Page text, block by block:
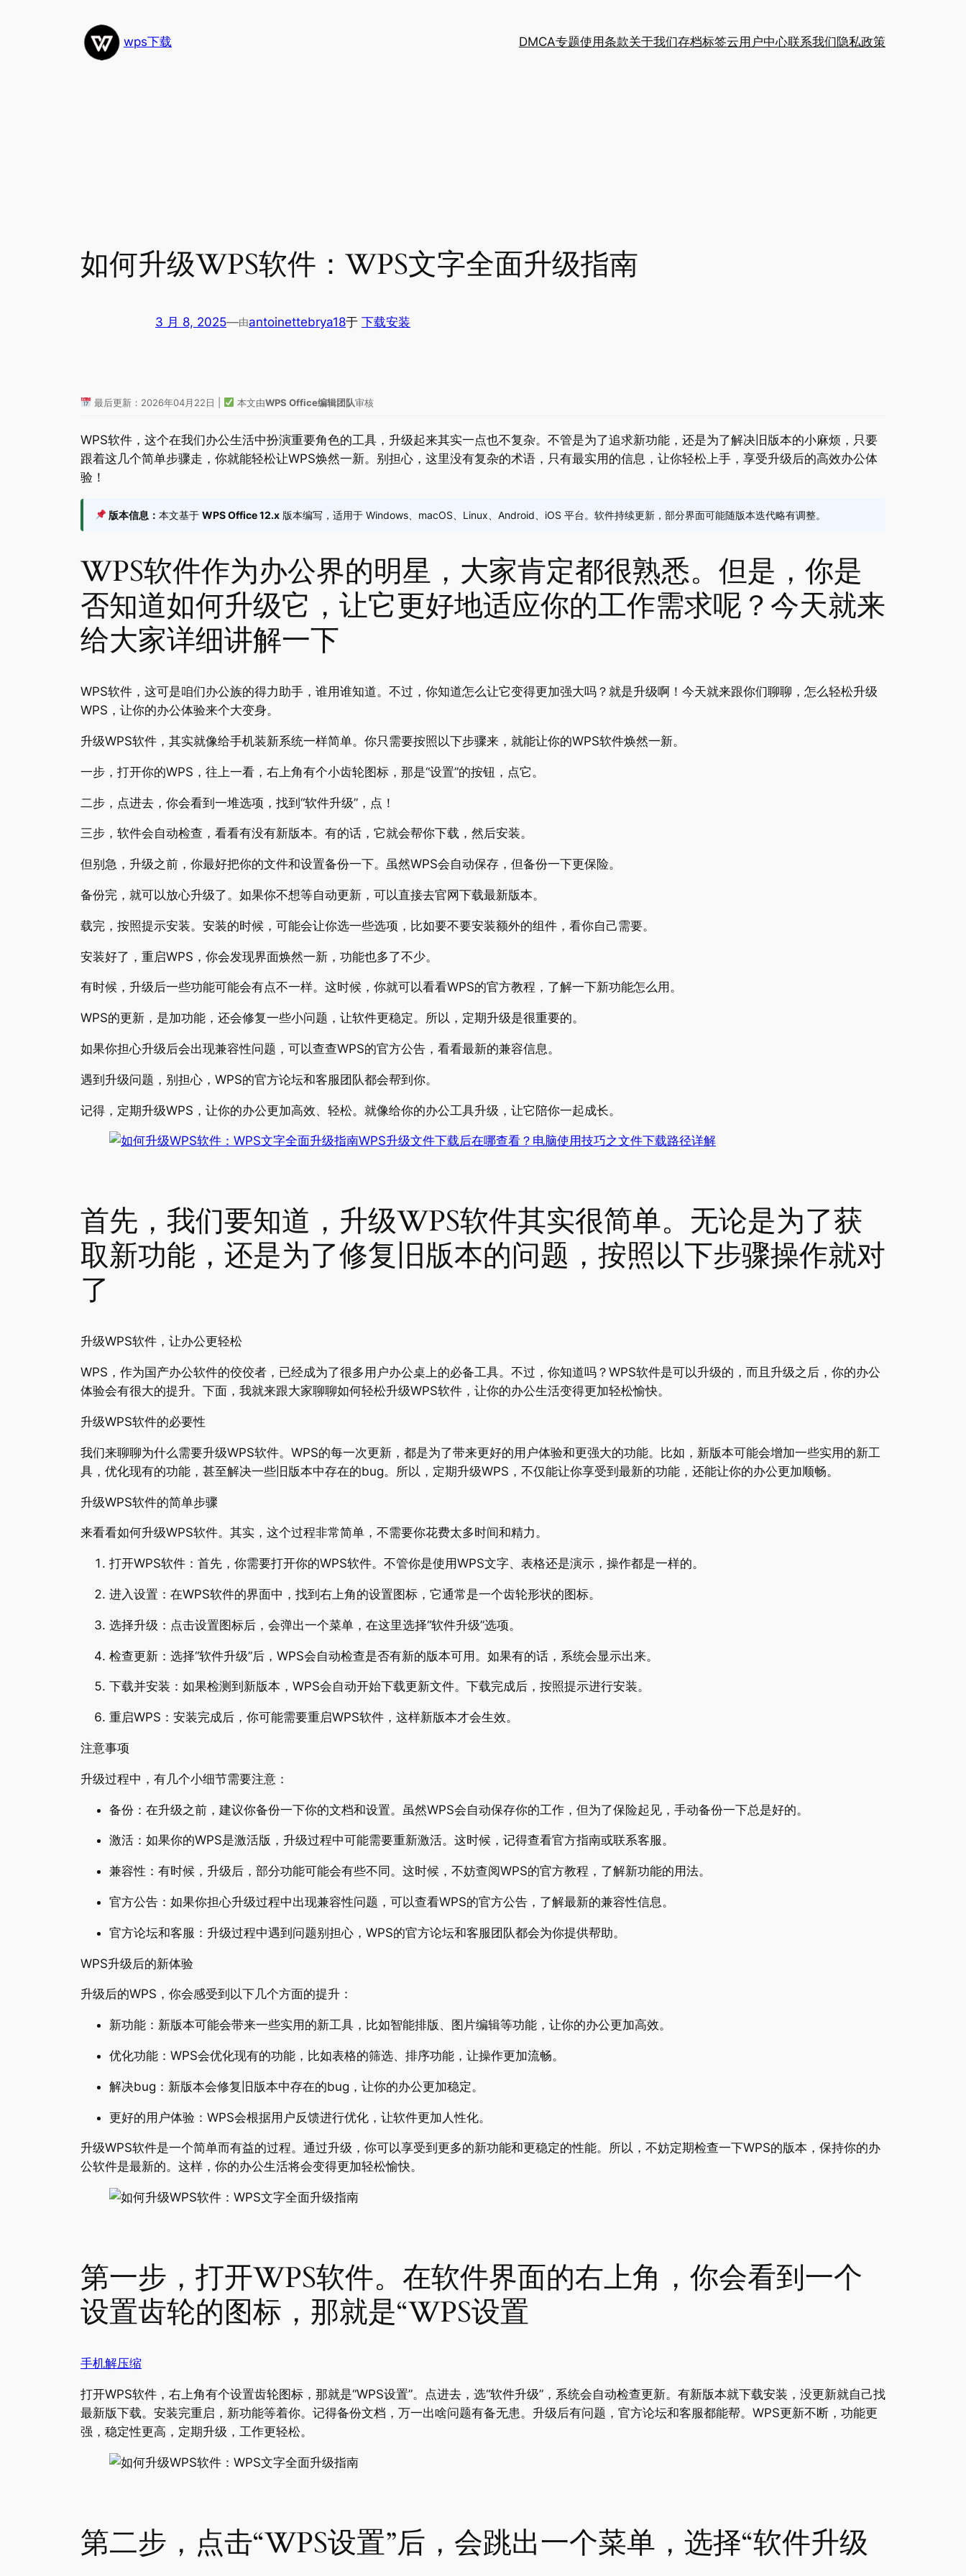
wps下载 DMCA专题使用条款关于我们存档标签云用户中心联系我们隐私政策
如何升级WPS软件：WPS文字全面升级指南
3 月 8, 2025—由antoinettebrya18于 下载安装
最后更新：2026年04月22日 | 本文由WPS Office编辑团队审核
WPS软件，这个在我们办公生活中扮演重要角色的工具，升级起来其实一点也不复杂。不管是为了追求新功能，还是为了解决旧版本的小麻烦，只要
跟着这几个简单步骤走，你就能轻松让WPS焕然一新。别担心，这里没有复杂的术语，只有最实用的信息，让你轻松上手，享受升级后的高效办公体
验！
版本信息： 本文基于 WPS Office 12.x版本编写，适用于 Windows、macOS、Linux、Android、iOS 平台。软件持续更新，部分界面可能随版本迭代略有调整。
WPS软件作为办公界的明星，大家肯定都很熟悉。但是，你是
否知道如何升级它，让它更好地适应你的工作需求呢？今天就来
给大家详细讲解一下
WPS软件，这可是咱们办公族的得力助手，谁用谁知道。不过，你知道怎么让它变得更加强大吗？就是升级啊！今天就来跟你们聊聊，怎么轻松升级
WPS，让你的办公体验来个大变身。
升级WPS软件，其实就像给手机装新系统一样简单。你只需要按照以下步骤来，就能让你的WPS软件焕然一新。
一步，打开你的WPS，往上一看，右上角有个小齿轮图标，那是“设置”的按钮，点它。
二步，点进去，你会看到一堆选项，找到“软件升级”，点！
三步，软件会自动检查，看看有没有新版本。有的话，它就会帮你下载，然后安装。
但别急，升级之前，你最好把你的文件和设置备份一下。虽然WPS会自动保存，但备份一下更保险。
备份完，就可以放心升级了。如果你不想等自动更新，可以直接去官网下载最新版本。
载完，按照提示安装。安装的时候，可能会让你选一些选项，比如要不要安装额外的组件，看你自己需要。
安装好了，重启WPS，你会发现界面焕然一新，功能也多了不少。
有时候，升级后一些功能可能会有点不一样。这时候，你就可以看看WPS的官方教程，了解一下新功能怎么用。
WPS的更新，是加功能，还会修复一些小问题，让软件更稳定。所以，定期升级是很重要的。
如果你担心升级后会出现兼容性问题，可以查查WPS的官方公告，看看最新的兼容信息。
遇到升级问题，别担心，WPS的官方论坛和客服团队都会帮到你。
记得，定期升级WPS，让你的办公更加高效、轻松。就像给你的办公工具升级，让它陪你一起成长。
WPS升级文件下载后在哪查看？电脑使用技巧之文件下载路径详解
首先，我们要知道，升级WPS软件其实很简单。无论是为了获
取新功能，还是为了修复旧版本的问题，按照以下步骤操作就对
了
升级WPS软件，让办公更轻松
WPS，作为国产办公软件的佼佼者，已经成为了很多用户办公桌上的必备工具。不过，你知道吗？WPS软件是可以升级的，而且升级之后，你的办公
体验会有很大的提升。下面，我就来跟大家聊聊如何轻松升级WPS软件，让你的办公生活变得更加轻松愉快。
升级WPS软件的必要性
我们来聊聊为什么需要升级WPS软件。WPS的每一次更新，都是为了带来更好的用户体验和更强大的功能。比如，新版本可能会增加一些实用的新工
具，优化现有的功能，甚至解决一些旧版本中存在的bug。所以，定期升级WPS，不仅能让你享受到最新的功能，还能让你的办公更加顺畅。
升级WPS软件的简单步骤
来看看如何升级WPS软件。其实，这个过程非常简单，不需要你花费太多时间和精力。
打开WPS软件：首先，你需要打开你的WPS软件。不管你是使用WPS文字、表格还是演示，操作都是一样的。
进入设置：在WPS软件的界面中，找到右上角的设置图标，它通常是一个齿轮形状的图标。
选择升级：点击设置图标后，会弹出一个菜单，在这里选择“软件升级”选项。
检查更新：选择“软件升级”后，WPS会自动检查是否有新的版本可用。如果有的话，系统会显示出来。
下载并安装：如果检测到新版本，WPS会自动开始下载更新文件。下载完成后，按照提示进行安装。
重启WPS：安装完成后，你可能需要重启WPS软件，这样新版本才会生效。
注意事项
升级过程中，有几个小细节需要注意：
备份：在升级之前，建议你备份一下你的文档和设置。虽然WPS会自动保存你的工作，但为了保险起见，手动备份一下总是好的。
激活：如果你的WPS是激活版，升级过程中可能需要重新激活。这时候，记得查看官方指南或联系客服。
兼容性：有时候，升级后，部分功能可能会有些不同。这时候，不妨查阅WPS的官方教程，了解新功能的用法。
官方公告：如果你担心升级过程中出现兼容性问题，可以查看WPS的官方公告，了解最新的兼容性信息。
官方论坛和客服：升级过程中遇到问题别担心，WPS的官方论坛和客服团队都会为你提供帮助。
WPS升级后的新体验
升级后的WPS，你会感受到以下几个方面的提升：
新功能：新版本可能会带来一些实用的新工具，比如智能排版、图片编辑等功能，让你的办公更加高效。
优化功能：WPS会优化现有的功能，比如表格的筛选、排序功能，让操作更加流畅。
解决bug：新版本会修复旧版本中存在的bug，让你的办公更加稳定。
更好的用户体验：WPS会根据用户反馈进行优化，让软件更加人性化。
升级WPS软件是一个简单而有益的过程。通过升级，你可以享受到更多的新功能和更稳定的性能。所以，不妨定期检查一下WPS的版本，保持你的办
公软件是最新的。这样，你的办公生活将会变得更加轻松愉快。
第一步，打开WPS软件。在软件界面的右上角，你会看到一个
设置齿轮的图标，那就是“WPS设置
手机解压缩
打开WPS软件，右上角有个设置齿轮图标，那就是“WPS设置”。点进去，选“软件升级”，系统会自动检查更新。有新版本就下载安装，没更新就自己找
最新版下载。安装完重启，新功能等着你。记得备份文档，万一出啥问题有备无患。升级后有问题，官方论坛和客服都能帮。WPS更新不断，功能更
强，稳定性更高，定期升级，工作更轻松。
第二步，点击“WPS设置”后，会跳出一个菜单，选择“软件升级